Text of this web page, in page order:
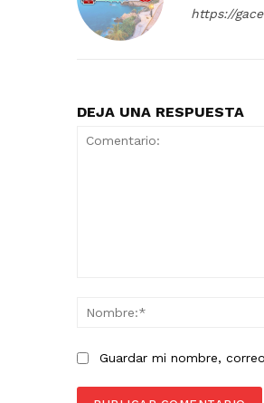
https://
DEJA UNA RESPUESTA
Guardar mi nombre,